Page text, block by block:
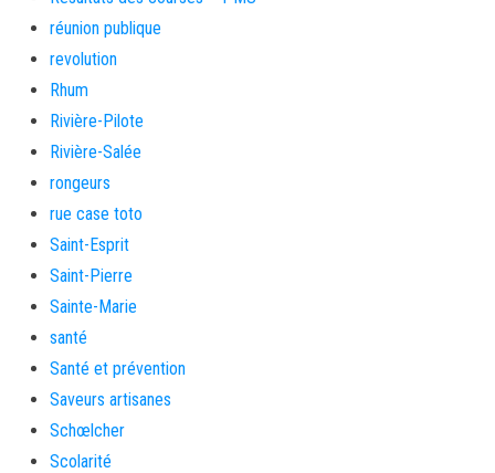
réunion publique
revolution
Rhum
Rivière-Pilote
Rivière-Salée
rongeurs
rue case toto
Saint-Esprit
Saint-Pierre
Sainte-Marie
santé
Santé et prévention
Saveurs artisanes
Schœlcher
Scolarité